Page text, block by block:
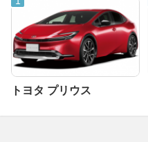
トヨタ プリウス